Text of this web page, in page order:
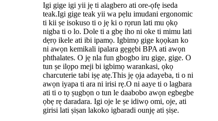
Igi gige igi yii jẹ ti alagbero ati ore-ọfẹ iseda
teak.Igi gige teak yii wa pẹlu imudani ergonomic
ti kii ṣe isokuso ti o jẹ ki o rọrun lati mu ọkọ
nigba ti o lo. Dole ti a gbẹ iho ni oke ti mimu lati
dẹrọ ikele ati ibi ipamọ. Igbimọ gige kọọkan ko
ni awọn kemikali ipalara gẹgẹbi BPA ati awọn
phthalates. O jẹ nla fun gbogbo iru gige, gige. O
tun ṣe ilọpo meji bi igbimọ warankasi, ọkọ
charcuterie tabi iṣẹ atẹ.This jẹ ọja adayeba, ti o ni
awọn iyapa ti ara ni irisi rẹ.O ni aaye ti o lagbara
ati ti o tọ ṣugbọn o tun le daabobo awọn egbegbe
ọbẹ rẹ daradara. Igi oje le ṣe idiwọ omi, oje, ati
girisi lati ṣiṣan lakoko igbaradi ounjẹ ati ṣiṣe.